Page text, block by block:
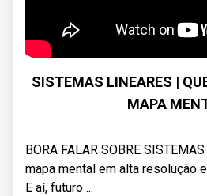
SISTEMAS LINEARES |
MAPA
BORA FALAR SOBRE
mapa mental em alta resolução
E aí, futuro ...